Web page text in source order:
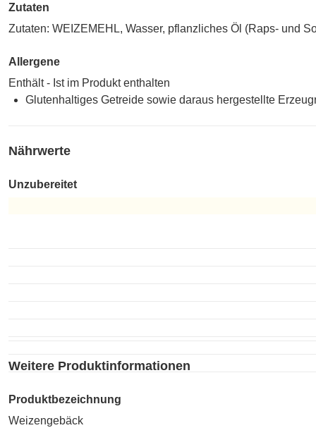
Zutaten
Zutaten: WEIZEMEHL, Wasser, pflanzliches Öl (Raps- und
Allergene
Enthält - Ist im Produkt enthalten
Glutenhaltiges Getreide sowie daraus hergestellte
Nährwerte
Unzubereitet
Weitere Produktinformationen
Produktbezeichnung
Weizengebäck